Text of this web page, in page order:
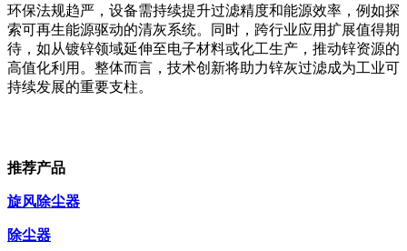
环保法规趋严，设备需持续提升过滤精度和能源效率，例如探
索可再生能源驱动的清灰系统。同时，跨行业应用扩展值得期
待，如从镀锌领域延伸至电子材料或化工生产，推动锌资源的
高值化利用。整体而言，技术创新将助力锌灰过滤成为工业可
持续发展的重要支柱。
推荐产品
旋风除尘器
除尘器